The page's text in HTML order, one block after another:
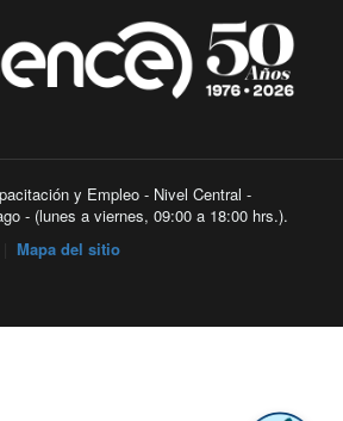
y Empleo - Nivel Central -
- (lunes a viernes, 09:00 a 18:00 hrs.).
Mapa del sitio